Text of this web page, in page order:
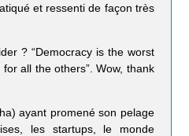
et ressenti de façon très
? “Democracy is the worst
all the others”. Wow, thank
ayant promené son pelage
les startups, le monde